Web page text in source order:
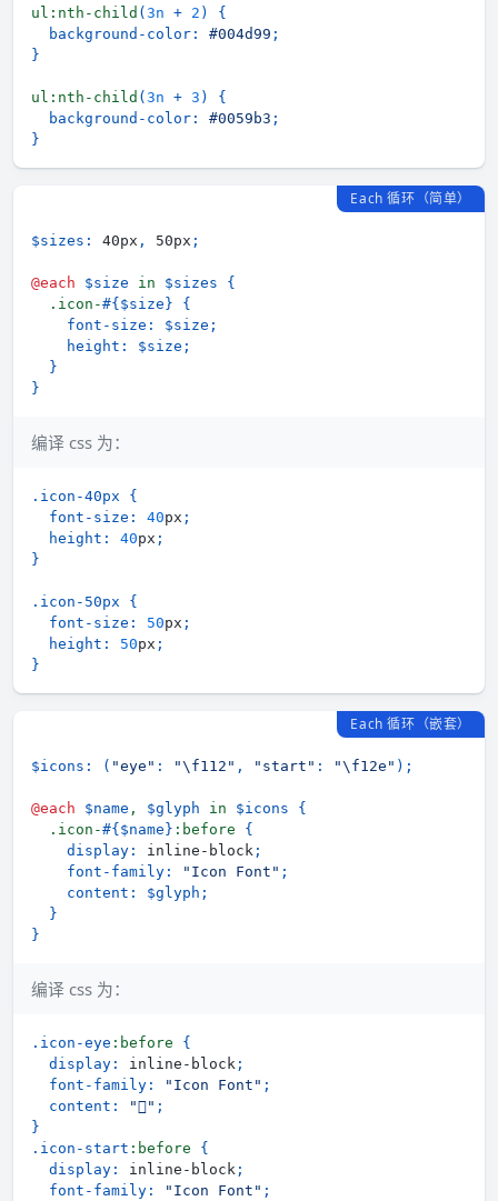
ul :nth-child ( 3n + 2 )
{
background-color : #004d99 ;
}
ul :nth-child ( 3n + 3 )
{
background-color : #0059b3 ;
}
Each 循环（简单）
$sizes : 40px , 50px ;
@each $size in $sizes
{
.icon-#{$size}
{
font-size : $size ;
height : $size ;
}
}
编译 css 为：
.icon-40px
{
font-size : 40px ;
height : 40px ;
}
.icon-50px
{
font-size : 50px ;
height : 50px ;
}
Each 循环（嵌套）
$icons : ( "eye" : "\f112" , "start" : "\f12e" ) ;
@each $name , $glyph in $icons
{
.icon-#{$name} :before {
display : inline-block ;
font-family : "Icon Font" ;
content : $glyph ;
}
}
编译 css 为：
.icon-eye :before
{
display : inline-block ;
font-family : "Icon Font" ;
content : "" ;
}
.icon-start :before
{
display : inline-block ;
font-family : "Icon Font" ;